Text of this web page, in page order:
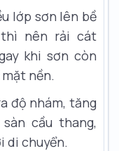
lớp sơn lên bề
nên rải cát
khi sơn còn
nền.
độ nhám, tăng
cầu thang,
di chuyển.